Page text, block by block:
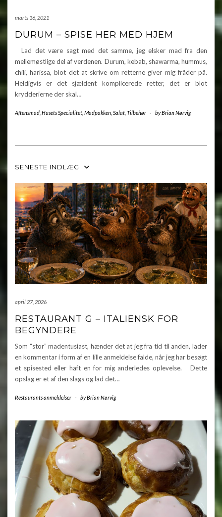
marts 16, 2021
DURUM – SPISE HER MED HJEM
Lad det være sagt med det samme, jeg elsker mad fra den
mellemøstlige del af verdenen. Durum, kebab, shawarma, hummus,
chili, harissa, blot det at skrive om retterne giver mig fråder på.
Heldigvis er det sjældent komplicerede retter, det er blot
krydderierne der skal…
Aftensmad Husets Specialitet Madpakken Salat Tilbehør - byBrian Nørvig
SENESTE INDLÆG
april 27, 2026
RESTAURANT G – ITALIENSK FOR
BEGYNDERE
Som “stor” madentusiast, hænder det at jeg fra tid til anden, lader
en kommentar i form af en lille anmeldelse falde, når jeg har besøgt
et spisested eller haft en for mig anderledes oplevelse. Dette
opslag er et af den slags og lad det…
Restaurants anmeldelser - byBrian Nørvig